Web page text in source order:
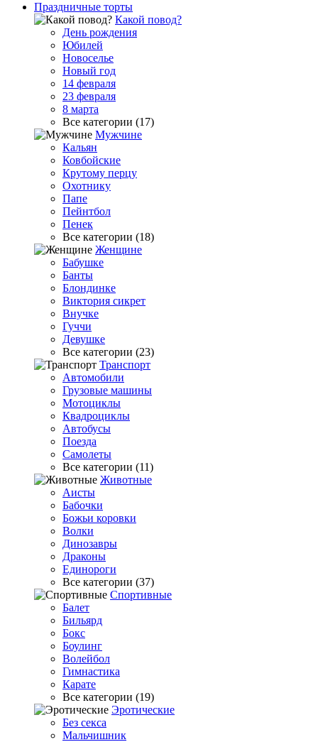
Праздничные торты
Какой повод?
День рождения
Юбилей
Новоселье
Новый год
14 февраля
23 февраля
8 марта
Все категории (17)
Мужчине
Кальян
Ковбойские
Крутому перцу
Охотнику
Папе
Пейнтбол
Пенек
Все категории (18)
Женщине
Бабушке
Банты
Блондинке
Виктория сикрет
Внучке
Гуччи
Девушке
Все категории (23)
Транспорт
Автомобили
Грузовые машины
Мотоциклы
Квадроциклы
Автобусы
Поезда
Самолеты
Все категории (11)
Животные
Аисты
Бабочки
Божьи коровки
Волки
Динозавры
Драконы
Единороги
Все категории (37)
Спортивные
Балет
Бильярд
Бокс
Боулинг
Волейбол
Гимнастика
Карате
Все категории (19)
Эротические
Без секса
Мальчишник